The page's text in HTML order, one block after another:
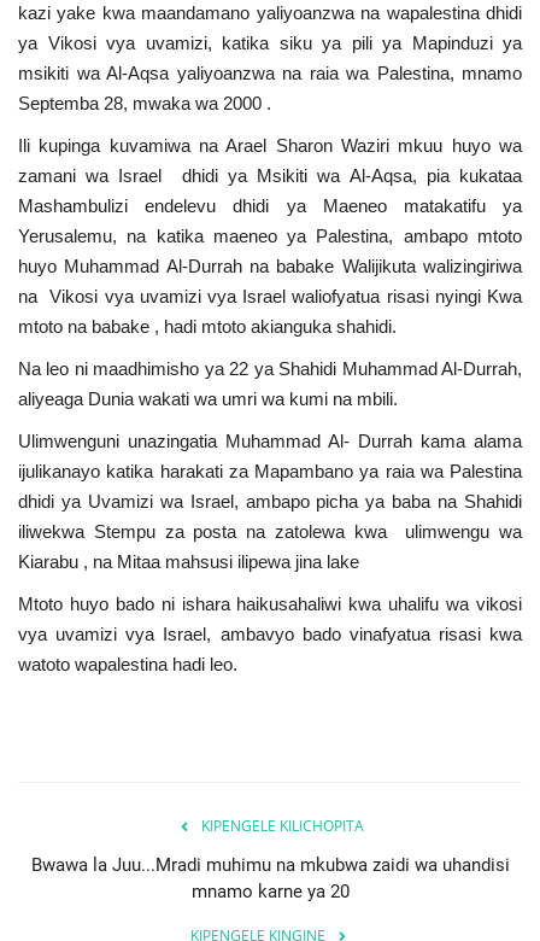
Nyaraka
Nafasi
Washiriki
Video
Maonyesho
Language
French Arabic
kazi yake kwa maandamano yaliyoanzwa na wapalestina dhidi
ya Vikosi vya uvamizi, katika siku ya pili ya Mapinduzi ya
msikiti wa Al-Aqsa yaliyoanzwa na raia wa Palestina, mnamo
Septemba 28, mwaka wa 2000 .
Ili kupinga kuvamiwa na Arael Sharon Waziri mkuu huyo wa
zamani wa Israel dhidi ya Msikiti wa Al-Aqsa, pia kukataa
Mashambulizi endelevu dhidi ya Maeneo matakatifu ya
Yerusalemu, na katika maeneo ya Palestina, ambapo mtoto
huyo Muhammad Al-Durrah na babake Walijikuta walizingiriwa
na Vikosi vya uvamizi vya Israel waliofyatua risasi nyingi Kwa
mtoto na babake , hadi mtoto akianguka shahidi.
Na leo ni maadhimisho ya 22 ya Shahidi Muhammad Al-Durrah,
aliyeaga Dunia wakati wa umri wa kumi na mbili.
Ulimwenguni unazingatia Muhammad Al- Durrah kama alama
ijulikanayo katika harakati za Mapambano ya raia wa Palestina
dhidi ya Uvamizi wa Israel, ambapo picha ya baba na Shahidi
iliwekwa Stempu za posta na zatolewa kwa ulimwengu wa
Kiarabu , na Mitaa mahsusi ilipewa jina lake
Mtoto huyo bado ni ishara haikusahaliwi kwa uhalifu wa vikosi
vya uvamizi vya Israel, ambavyo bado vinafyatua risasi kwa
watoto wapalestina hadi leo.
KIPENGELE KILICHOPITA
Bwawa la Juu...Mradi muhimu na mkubwa zaidi wa uhandisi
mnamo karne ya 20
KIPENGELE KINGINE